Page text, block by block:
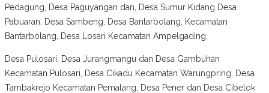
Pedagung, Desa Paguyangan dan, Desa Sumur Kidang Desa
Pabuaran, Desa Sambeng, Desa Bantarbolang, Kecamatan
Bantarbolang, Desa Losari Kecamatan Ampelgading,
Desa Pulosari, Desa Jurangmangu dan Desa Gambuhan
Kecamatan Pulosari, Desa Cikadu Kecamatan Warungpring, Desa
Tambakrejo Kecamatan Pemalang, Desa Pener dan Desa Cibelok